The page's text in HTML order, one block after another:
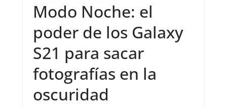
Modo Noche: el
poder de los Galaxy
S21 para sacar
fotografías en la
oscuridad